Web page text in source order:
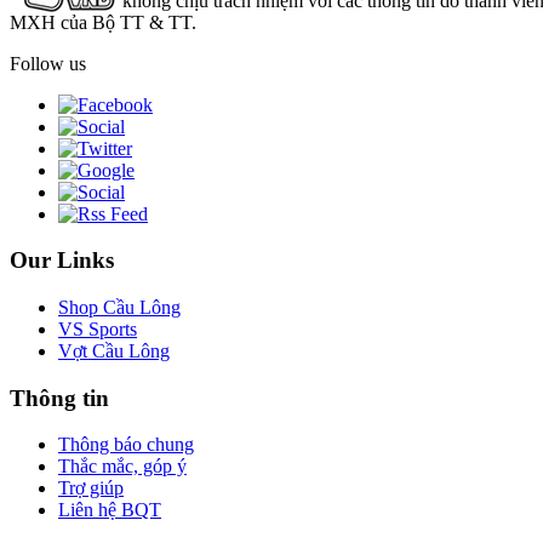
MXH của Bộ TT & TT.
Follow us
Our Links
Shop Cầu Lông
VS Sports
Vợt Cầu Lông
Thông tin
Thông báo chung
Thắc mắc, góp ý
Trợ giúp
Liên hệ BQT